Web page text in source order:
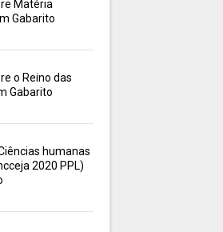
Matéria
Gabarito
o Reino das
Gabarito
humanas
2020 PPL)